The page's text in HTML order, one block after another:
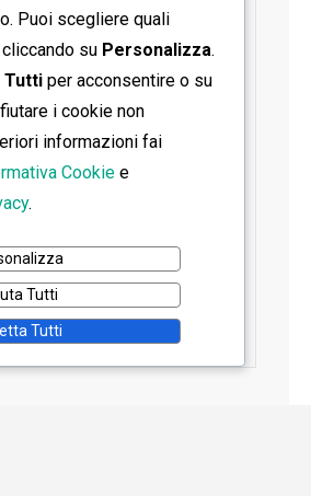
Puoi scegliere quali
su Personalizza.
Tutti per acconsentire o su
i cookie non
informazioni fai
Cookie e
.
Tutti
Tutti